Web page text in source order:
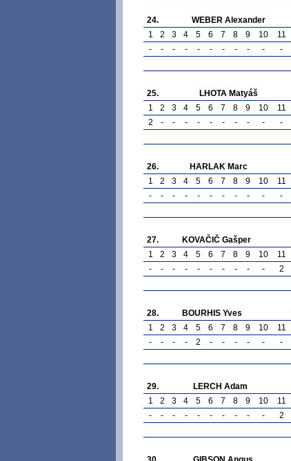
24. WEBER Alexander
1
2 3 4 5 6 7 8 9 10 11
-
- - - - - - - - - -
25. LHOTA Matyáš
1
2 3 4 5 6 7 8 9 10 11
2
- - - - - - - - - -
26. HARLAK Marc
1
2 3 4 5 6 7 8 9 10 11
-
- - - - - - - - - -
27. KOVAČIČ Gašper
1
2 3 4 5 6 7 8 9 10 11
-
- - - - - - - - - 2
28. BOURHIS Yves
1
2 3 4 5 6 7 8 9 10 11
-
- - - 2 - - - - - -
29. LERCH Adam
1
2 3 4 5 6 7 8 9 10 11
-
- - - - - - - - - 2